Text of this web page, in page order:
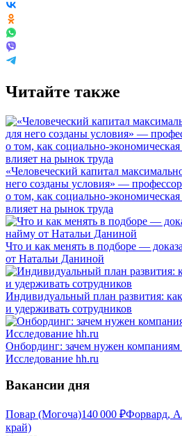
Читайте также
«Человеческий капитал
него созданы условия» —
о том, как социально-
влияет на рынок труда
Что и как менять в подборе —
от Натальи Даниной
Индивидуальный план развития:
и удерживать сотрудников
Онбординг: зачем нужен компаниям
Исследование hh.ru
Вакансии дня
Повар (Могоча)140 000 ₽Форвард,
край)